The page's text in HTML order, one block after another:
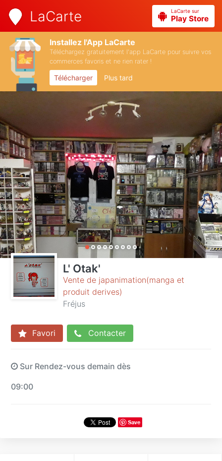
LaCarte LaCarte sur
Play Store
Installez l'App LaCarte
Téléchargez gratuitement l'app LaCarte pour suivre vos
commerces favoris et ne rien rater !
Télécharger Plus tard
L' Otak'
Vente de japanimation(manga et
produit derives)
Fréjus
Favori Contacter
Sur Rendez-vous demain dès
09:00
Save